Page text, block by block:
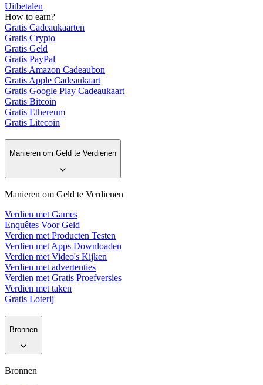
Uitbetalen
How to earn?
Gratis Cadeaukaarten
Gratis Crypto
Gratis Geld
Gratis PayPal
Gratis Amazon Cadeaubon
Gratis Apple Cadeaukaart
Gratis Google Play Cadeaukaart
Gratis Bitcoin
Gratis Ethereum
Gratis Litecoin
Manieren om Geld te Verdienen
Manieren om Geld te Verdienen
Verdien met Games
Enquêtes Voor Geld
Verdien met Producten Testen
Verdien met Apps Downloaden
Verdien met Video's Kijken
Verdien met advertenties
Verdien met Gratis Proefversies
Verdien met taken
Gratis Loterij
Bronnen
Bronnen